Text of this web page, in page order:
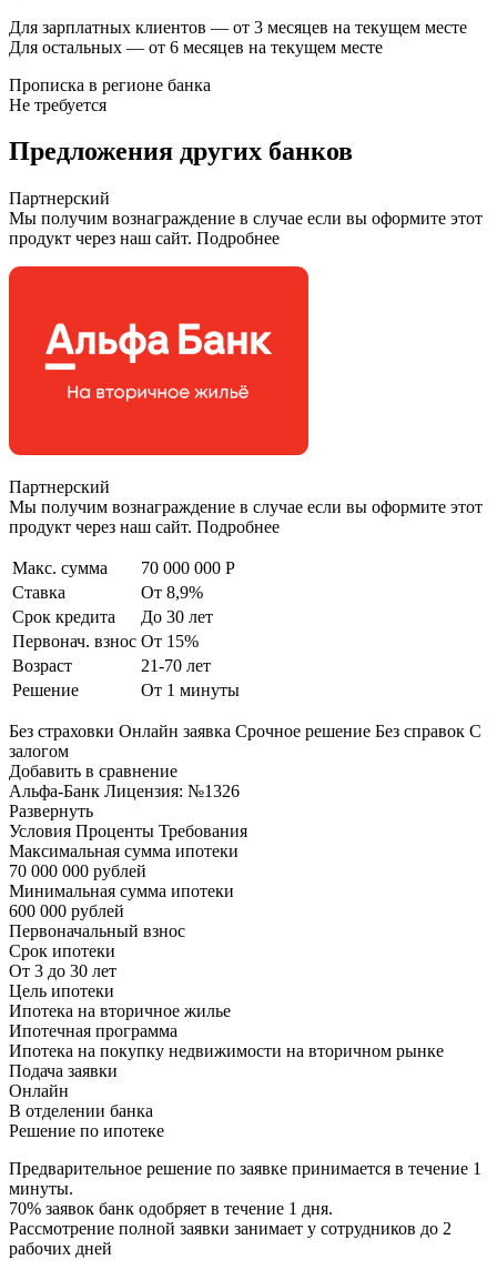
Для зарплатных клиентов — от 3 месяцев на текущем месте
Для остальных — от 6 месяцев на текущем месте
Прописка в регионе банка
Не требуется
Предложения других банков
Партнерский
Мы получим вознаграждение в случае если вы оформите этот
продукт через наш сайт. Подробнее
Партнерский
Мы получим вознаграждение в случае если вы оформите этот
продукт через наш сайт. Подробнее
Макс. сумма
70 000 000 Р
Ставка
От 8,9%
Срок кредита
До 30 лет
Первонач. взнос От 15%
Возраст
21-70 лет
Решение
От 1 минуты
Без страховки Онлайн заявка Срочное решение Без справок С
залогом
Добавить в сравнение
Альфа-Банк Лицензия: №1326
Развернуть
Условия Проценты Требования
Максимальная сумма ипотеки
70 000 000 рублей
Минимальная сумма ипотеки
600 000 рублей
Первоначальный взнос
Срок ипотеки
От 3 до 30 лет
Цель ипотеки
Ипотека на вторичное жилье
Ипотечная программа
Ипотека на покупку недвижимости на вторичном рынке
Подача заявки
Онлайн
В отделении банка
Решение по ипотеке
Предварительное решение по заявке принимается в течение 1
минуты.
70% заявок банк одобряет в течение 1 дня.
Рассмотрение полной заявки занимает у сотрудников до 2
рабочих дней